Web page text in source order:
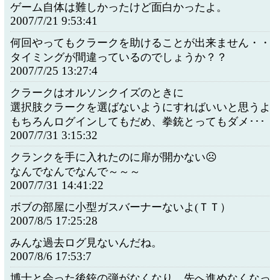
ゲーム自体は難しかったけど面白かったよ。
2007/7/21 9:53:41
何回やってもクラークを助けることが出来ません・
タイミングが間違っているのでしょうか？？
2007/7/25 13:27:4
クラークはオルソンクイズのときに
選択肢クラークを選ばないようにすればいいと思う
もちろんログインしてもだめ、拳銃とってもダメ･･･
2007/7/31 3:15:32
クランクを手に入れたのに扉が開かない☹
なんでなんでなんで～～～
2007/7/31 14:41:22
ボブの部屋に小型ガスバーナーないよ(ＴＴ）
2007/8/5 17:25:28
みんな過去ログ見ないんだね。
2007/8/6 17:53:7